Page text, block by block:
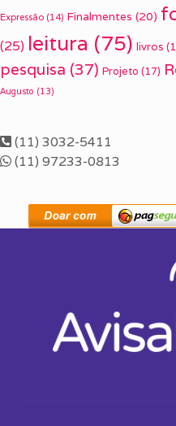
Expressão (14) Finalmentes (20)
(25) leitura (75) livros
pesquisa (37) Projeto (17)
Augusto (13)
(11) 3032-5411
(11) 97233-0813